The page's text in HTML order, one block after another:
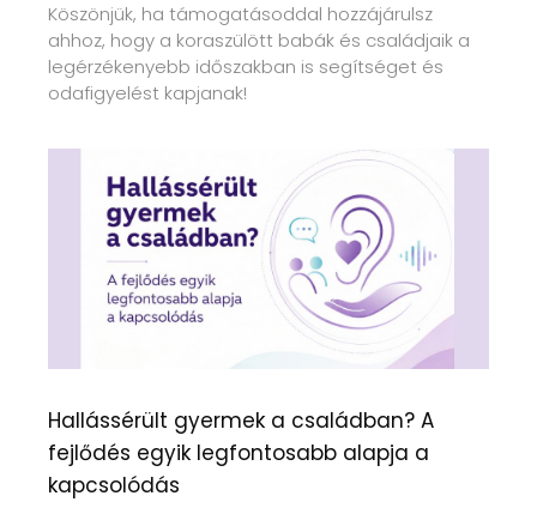
Köszönjük, ha támogatásoddal hozzájárulsz
ahhoz, hogy a koraszülött babák és családjaik a
legérzékenyebb időszakban is segítséget és
odafigyelést kapjanak!
Hallássérült gyermek a családban? A
fejlődés egyik legfontosabb alapja a
kapcsolódás